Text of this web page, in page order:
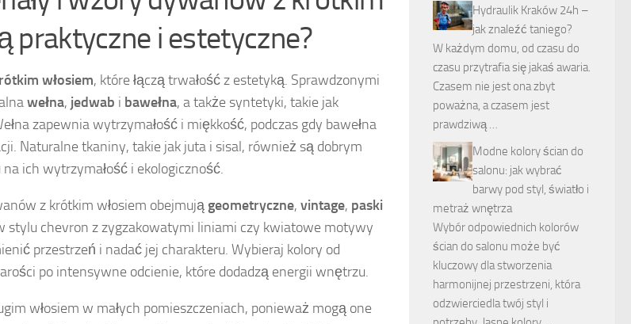
praktyczne i estetyczne?
włosiem, które łączą trwałość z estetyką. Sprawdzonymi
wełna, jedwab i bawełna, a także syntetyki, takie jak
zapewnia wytrzymałość i miękkość, podczas gdy bawełna
Naturalne tkaniny, takie jak juta i sisal, również są dobrym
ich wytrzymałość i ekologiczność.
z krótkim włosiem obejmują geometryczne, vintage, paski
stylu chevron z zygzakowatymi liniami czy kwiatowe motywy
przestrzeń i nadać jej charakteru. Wybieraj kolory od
po intensywne odcienie, które dodadzą energii wnętrzu.
włosiem w małych pomieszczeniach, ponieważ mogą one
Hydraulik Kraków 24h –
jak znaleźć taniego?
W każdym domu, od czasu do
czasu przytrafia się jakaś awaria.
Czasem nie jest ona zbyt
poważna, a czasem jest
prawdziwą …
Modne kolory ścian do
salonu: jak wybrać
barwy pod styl, światło i
metraż wnętrza
Wybór odpowiednich kolorów
ścian do salonu może być
kluczowy dla stworzenia
harmonijnej przestrzeni, która
odzwierciedla twój styl i